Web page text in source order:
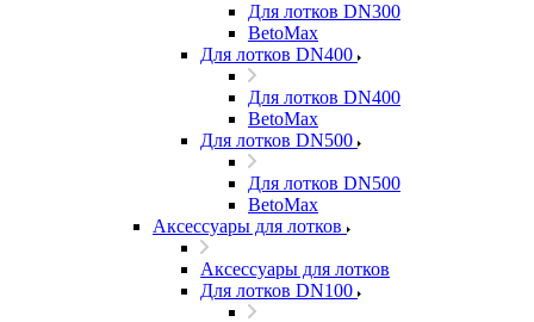
Для лотков DN300
BetoMax
Для лотков DN400
Для лотков DN400
BetoMax
Для лотков DN500
Для лотков DN500
BetoMax
Аксессуары для лотков
Аксессуары для лотков
Для лотков DN100